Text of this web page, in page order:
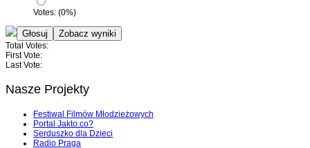
Votes: (0%)
Total Votes:
First Vote:
Last Vote:
Nasze Projekty
Festiwal Filmów Młodzieżowych
Portal Jakto.co?
Serduszko dla Dzieci
Radio Praga